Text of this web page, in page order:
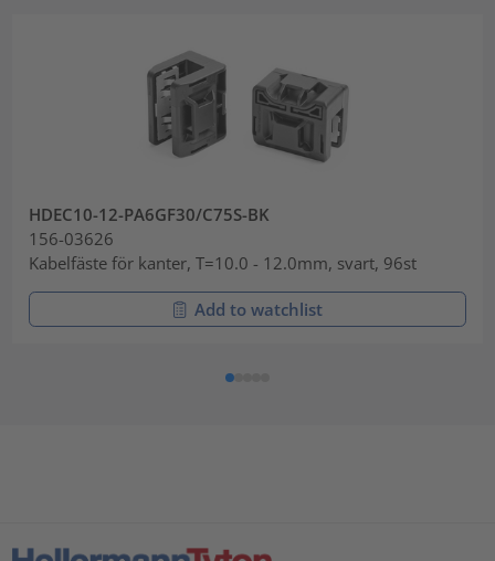
HDEC10-12-PA6GF30/C75S-BK
156-03626
Kabelfäste för kanter, T=10.0 - 12.0mm, svart, 96st
Add to watchlist